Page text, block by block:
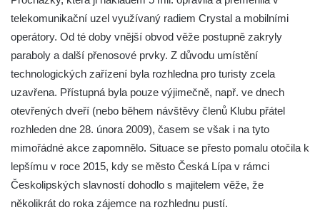
Rozhledna Bieleboh u Beiersdorfu
Věž krále Friedricha Augusta u Löbau
Rozhledna Velký Chlum
Rozhledna Funpark na Šibeníku v Mostě
Rozhledna Na Horách u Hrobců – Rohatců
Rozhledna Radejčín
Kratochvílova rozhledna v Roudnici nad
Labem
Rozhledna Luž (Aussichtsturm Lausche)
telekomunikační uzel využívaný radiem Crystal a mobilními
operátory. Od té doby vnější obvod věže postupně zakryly
paraboly a další přenosové prvky. Z důvodu umístění
technologických zařízení byla rozhledna pro turisty zcela
uzavřena. Přístupná byla pouze výjimečně, např. ve dnech
otevřených dveří (nebo během návštěvy členů Klubu přátel
rozhleden dne 28. února 2009), časem se však i na tyto
mimořádné akce zapomnělo. Situace se přesto pomalu otočila k
lepšímu v roce 2015, kdy se město Česká Lípa v rámci
Českolipských slavností dohodlo s majitelem věže, že
několikrát do roka zájemce na rozhlednu pustí.